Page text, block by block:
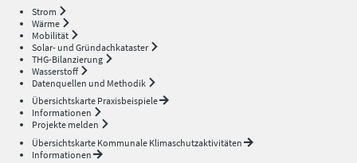
Strom
Wärme
Mobilität
Solar- und Gründachkataster
THG-Bilanzierung
Wasserstoff
Datenquellen und Methodik
Übersichtskarte Praxisbeispiele
Informationen
Projekte melden
Übersichtskarte Kommunale Klimaschutzaktivitäten
Informationen